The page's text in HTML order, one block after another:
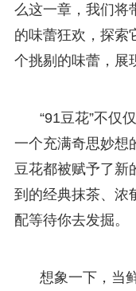
么这一章，我们将
的味蕾狂欢，探索
个挑剔的味蕾，展
“91豆花”不仅
一个充满奇思妙想
豆花都被赋予了新
到的经典抹茶、浓
配等待你去发掘。
想象一下，当